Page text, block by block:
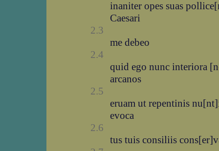
inaniter opes suas
Caesari
2.3
me debeo
2.4
quid ego nunc interiora
arcanos
2.5
eruam ut repentinis
evoca
2.6
tus tuis consiliis